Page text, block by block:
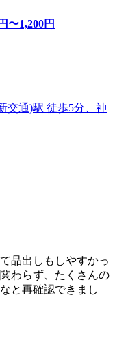
円〜1,200円
交通)駅 徒歩5分、神
品出しもしやすかっ
わらず、たくさんの
と再確認できまし